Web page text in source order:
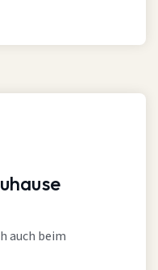
auch beim